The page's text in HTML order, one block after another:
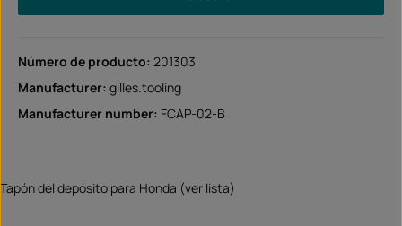
Número de producto: 201303
Manufacturer: gilles.tooling
Manufacturer number: FCAP-02-B
Tapón del depósito para Honda (ver lista)